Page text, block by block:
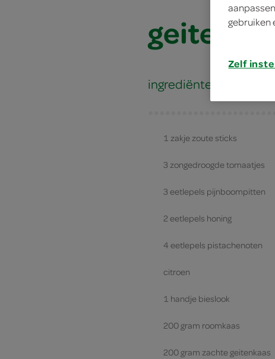
ingrediënten
1 zakje zoute sticks
3 zongedroogde tomaatjes
3 eetlepels pijnboompitten
2 eetlepels honing
4 eetlepels pistachenoten
citroen
1 handje bieslook
200 gram roomkaas
200 gram zachte geitenkaas
gebruiken
Zelf